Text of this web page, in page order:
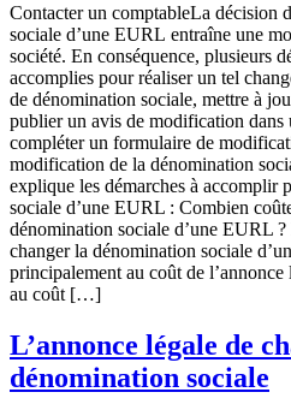
Contacter un comptableLa décision
sociale d’une EURL entraîne une
société. En conséquence, plusieurs
accomplies pour réaliser un tel
de dénomination sociale, mettre à
publier un avis de modification dans
compléter un formulaire de
modification de la dénomination
explique les démarches à accomplir
sociale d’une EURL : Combien
dénomination sociale d’une EURL
changer la dénomination sociale
principalement au coût de
au coût […]
L’annonce légale de
dénomination sociale